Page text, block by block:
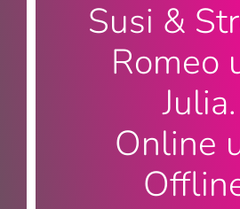
Susi &
Romeo
Julia.
Online